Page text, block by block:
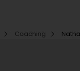
Coaching